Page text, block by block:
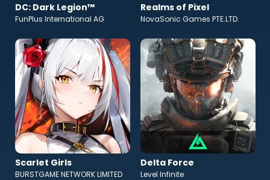
DC: Dark Legion™
FunPlus International AG
Realms of Pixel
NovaSonic Games PTE.LTD.
Scarlet Girls
BURSTGAME NETWORK LIMITED
Delta Force
Level Infinite